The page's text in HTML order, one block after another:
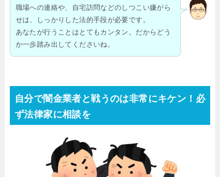
職場への連絡や、自宅訪問などのしつこい嫌がら
せは、しっかりした法的手段が必要です。
あなたが行うことはとてもカンタン。だからどう
か一歩踏み出してくださいね。
自分で闇金業者と戦うのは非常にキケン！必
ず法律家に相談を